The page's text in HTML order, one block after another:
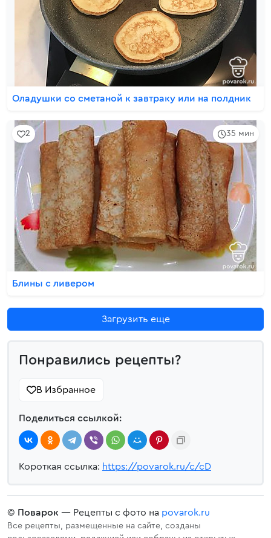
Оладушки со сметаной к завтраку или на полдник
35 мин
2
Блины с ливером
Загрузить еще
Понравились рецепты?
В Избранное
Поделиться ссылкой:
Короткая ссылка: https://povarok.ru/c/cD
© Поварок — Рецепты с фото на povarok.ru
Все рецепты, размещенные на сайте, созданы